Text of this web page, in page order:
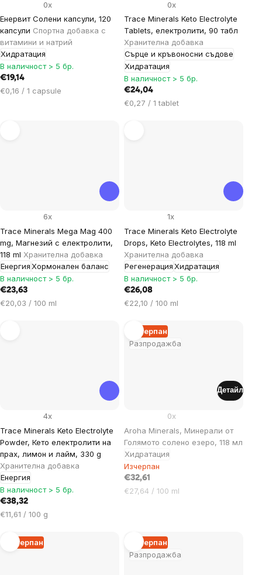
Енервит Солени капсули, 120
капсули Спортна добавка с
витамини и натрий
Хидратация
0x
В наличност > 5 бр.
€19,14
Цена
€0,16 / 1 capsule
Trace Minerals Keto Electrolyte
Tablets, електролити, 90 табл
Хранителна добавка
Сърце и кръвоносни съдове
Хидратация
0x
В наличност > 5 бр.
€24,04
Цена
€0,27 / 1 tablet
Trace Minerals Mega Mag 400
mg, Магнезий с електролити,
118 ml Хранителна добавка
ЕнергияХормонален баланс
6x
В наличност > 5 бр.
€23,63
Цена
€20,03 / 100 ml
Trace Minerals Keto Electrolyte
Drops, Keto Electrolytes, 118 ml
Хранителна добавка
РегенерацияХидратация
1x
В наличност > 5 бр.
€26,08
Цена
мярка:
€22,10 / 100 ml
Trace Minerals Keto Electrolyte
Powder, Кето електролити на
прах, лимон и лайм, 330 g
Хранителна добавка
Енергия
4x
В наличност > 5 бр.
€38,32
Цена
мярка:
€11,61 / 100 g
Разпродажба
Изчерпан
Aroha Minerals, Минерали от
Голямото солено езеро, 118 мл
Хидратация
0x
Изчерпан
€32,61
Цена
€27,64 / 100 ml
Детайл
Изчерпан
Разпродажба
Изчерпан